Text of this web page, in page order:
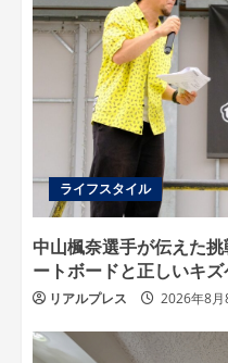
ライフスタイル
中山楓奈選手が伝えた
ートボードと正しいキ
リアルプレス 2026年8月